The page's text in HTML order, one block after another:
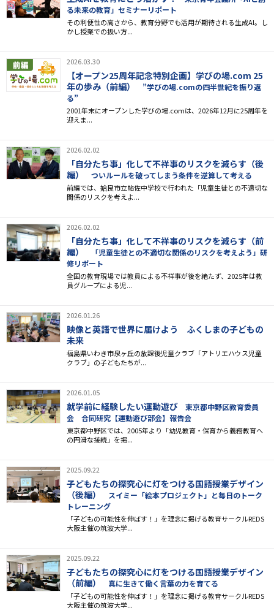
る未来の教育」セミナーリポート
その利便性の高さから、教育分野でも活用が期待される生成AI。し
かし授業での扱い方...
2026.03.30
【オープン25周年記念特別企画】学びの場.com 25
年の歩み（前編）
”学びの場.comの四半世紀を振り返
る”
2001年末にオープンした学びの場.comは、2026年12月に25周年を
迎えま...
2026.02.02
「自分たち事」化して不祥事のリスクを減らす（後
編）
ついルールを破ってしまう条件を逆算して考える
前編では、姶良市立帖佐中学校で行われた「児童生徒との不適切な
関係のリスクを考えよ...
2026.02.02
「自分たち事」化して不祥事のリスクを減らす（前
編）
「児童生徒との不適切な関係のリスクを考えよう」研
修リポート
全国の教育現場では教員による不祥事が後を絶たず、2025年は教
員グループによる児...
2026.01.26
映像と英語で世界に届けよう ふくしまの子どもの
未来
福島県いわき市泉ヶ丘の放課後児童クラブ「アトリエハウス児童
クラブ」の子どもたちが...
2026.01.05
就学前に経験したい運動遊び
東京都中野区教育委員
会 合同研究【運動遊び部会】報告会
東京都中野区では、2005年より「幼児教育・保育から義務教育へ
の円滑な接続」を掲...
2025.09.22
子どもたちの探究心に灯をつける国語授業デザイン
（後編）
スイミー「絵本プロジェクト」と毎日のトーク
トレーニング
「子どもの可能性を伸ばす！」を理念に掲げる教育サークルREDS
大阪主催の筑波大学...
2025.09.22
子どもたちの探究心に灯をつける国語授業デザイン
（前編）
真に生きて働く言葉の力を育てる
「子どもの可能性を伸ばす！」を理念に掲げる教育サークルREDS
大阪主催の筑波大学...